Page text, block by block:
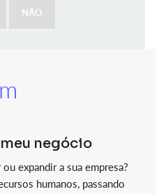
NÃO
negócio
expandir a sua empresa?
humanos, passando